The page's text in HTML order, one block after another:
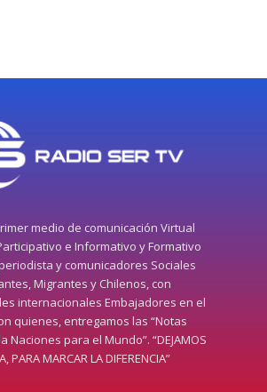
medio de comunicación Virtual
e Informativo y Formativo
y comunicadores Sociales
Migrantes y Chilenos, con
internacionales Embajadores en el
quienes, entregamos las “Notas
Naciones para el Mundo”. “DEJAMOS
PARA MARCAR LA DIFERENCIA”